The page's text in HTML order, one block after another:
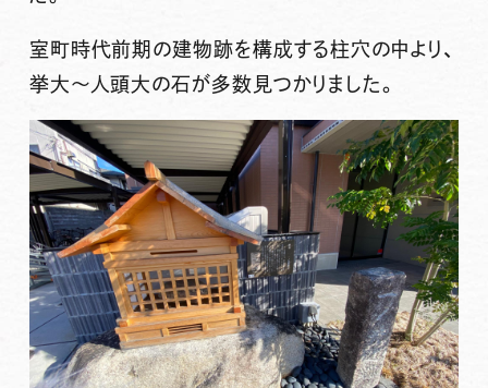
室町時代前期の建物跡を構成する柱穴の中より、
挙大〜人頭大の石が多数見つかりました。